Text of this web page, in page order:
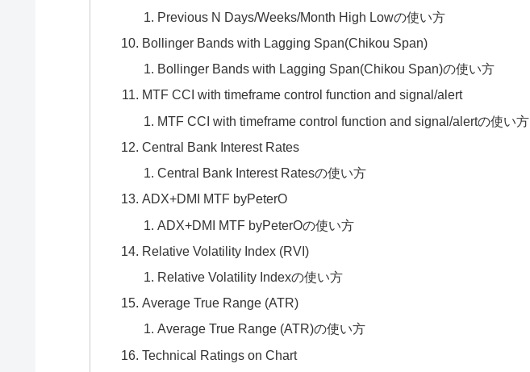
Previous N Days/Weeks/Month High Lowの使い方
Bollinger Bands with Lagging Span(Chikou Span)
Bollinger Bands with Lagging Span(Chikou Span)の使い方
MTF CCI with timeframe control function and signal/alert
MTF CCI with timeframe control function and signal/alertの使い方
Central Bank Interest Rates
Central Bank Interest Ratesの使い方
ADX+DMI MTF byPeterO
ADX+DMI MTF byPeterOの使い方
Relative Volatility Index (RVI)
Relative Volatility Indexの使い方
Average True Range (ATR)
Average True Range (ATR)の使い方
Technical Ratings on Chart